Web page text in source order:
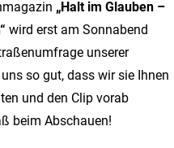
„Halt im Glauben –
wird erst am Sonnabend
unserer
so gut, dass wir sie Ihnen
und den Clip vorab
beim Abschauen!